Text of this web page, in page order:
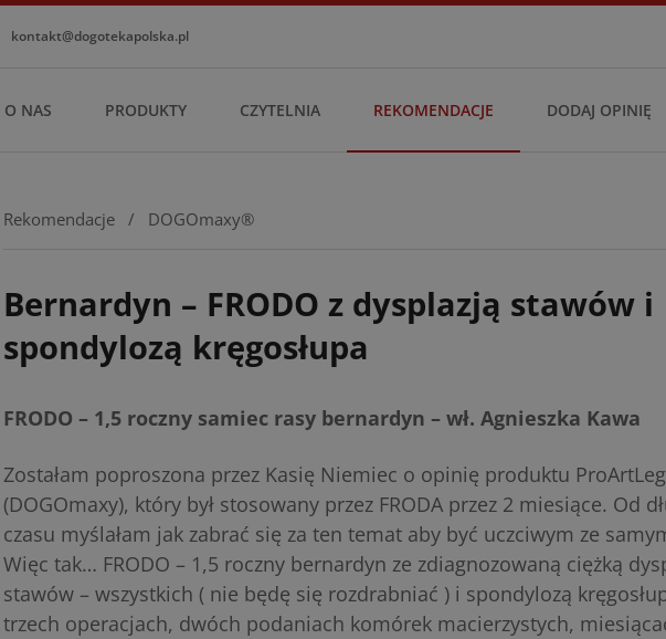
kontakt@dogotekapolska.pl
O NAS PRODUKTY CZYTELNIA REKOMENDACJE DODAJ OPINIĘ
Rekomendacje / DOGOmaxy®
Bernardyn – FRODO z dysplazją stawów i
spondylozą kręgosłupa
FRODO – 1,5 roczny samiec rasy bernardyn – wł. Agnieszka Kawa
Zostałam poproszona przez Kasię Niemiec o opinię produktu
(DOGOmaxy), który był stosowany przez FRODA przez 2 miesiące. Od
czasu myślałam jak zabrać się za ten temat aby być uczciwym ze
Więc tak… FRODO – 1,5 roczny bernardyn ze zdiagnozowaną ciężką
stawów – wszystkich ( nie będę się rozdrabniać ) i spondylozą
trzech operacjach, dwóch podaniach komórek macierzystych,